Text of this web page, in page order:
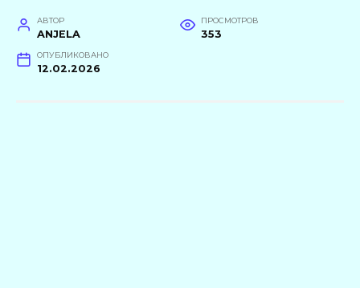
АВТОР
ANJELA
ПРОСМОТРОВ
353
ОПУБЛИКОВАНО
12.02.2026